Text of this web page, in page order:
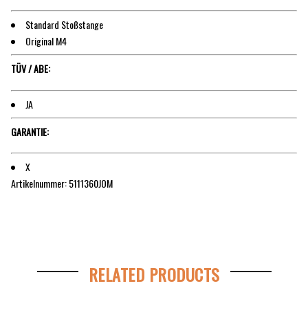
Standard Stoßstange
Original M4
TÜV / ABE:
JA
GARANTIE:
X
Artikelnummer:5111360JOM
RELATED PRODUCTS